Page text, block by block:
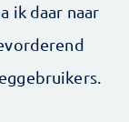
ik daar naar